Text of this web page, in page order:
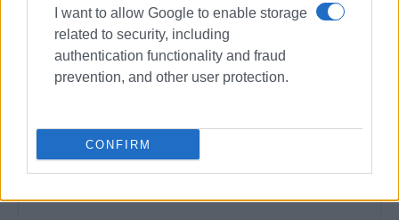
I want to allow Google to enable storage
related to security, including
authentication functionality and fraud
prevention, and other user protection.
CONFIRM